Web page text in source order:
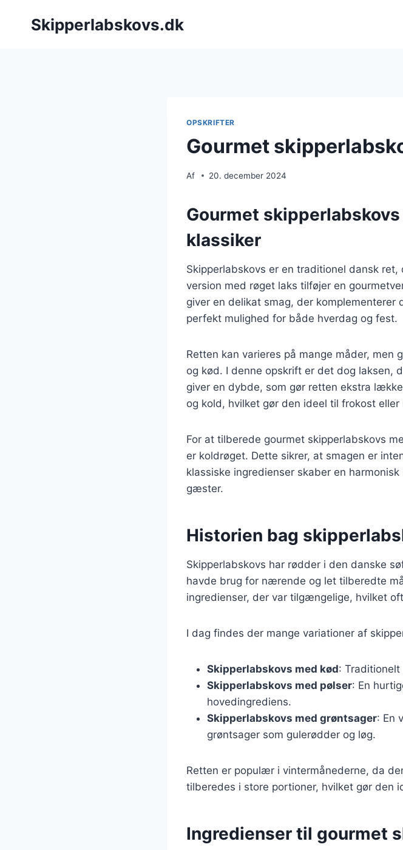
Skipperlabskovs.dk
OPSKRIFTER
Gourmet
Af 20. december 2024
Gourmet
klassiker
Skipperlabskovs er en traditionel dansk
version med røget laks tilføjer en
giver en delikat smag, der komplementerer
perfekt mulighed for både hverdag og fest.
Retten kan varieres på mange måder,
og kød. I denne opskrift er det dog laksen,
giver en dybde, som gør retten ekstra
og kold, hvilket gør den ideel til frokost eller
For at tilberede gourmet skipperlabskovs
er koldrøget. Dette sikrer, at smagen er
klassiske ingredienser skaber en
gæster.
Historien bag
Skipperlabskovs har rødder i den danske
havde brug for nærende og let tilberedte
ingredienser, der var tilgængelige, hvilket
I dag findes der mange variationer af
Skipperlabskovs med kød:
Skipperlabskovs med pølser: En
hovedingrediens.
Skipperlabskovs med grøntsager: En
grøntsager som gulerødder og løg.
Retten er populær i vintermånederne, da
tilberedes i store portioner, hvilket gør den
Ingredienser til gourmet